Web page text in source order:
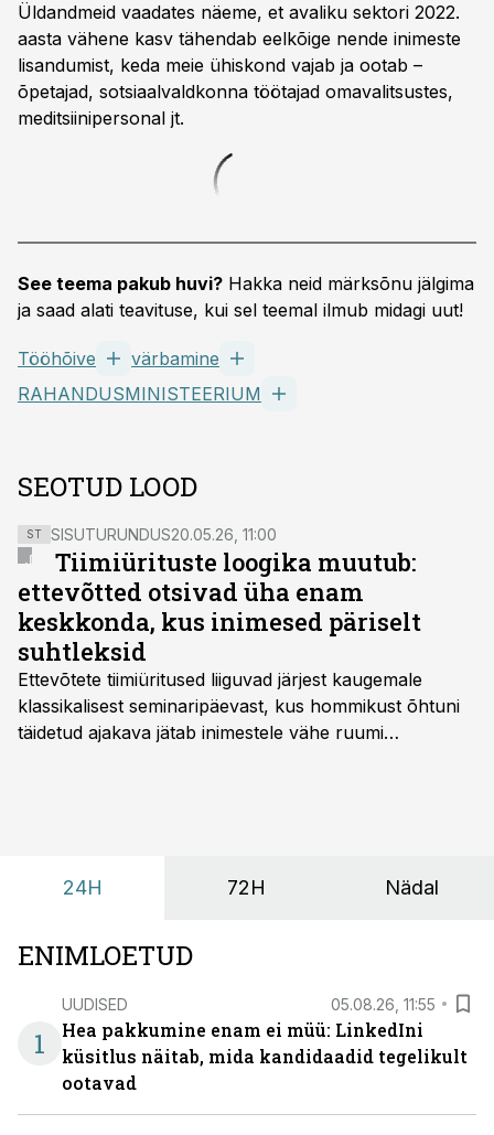
Üldandmeid vaadates näeme, et avaliku sektori 2022.
aasta vähene kasv tähendab eelkõige nende inimeste
lisandumist, keda meie ühiskond vajab ja ootab –
õpetajad, sotsiaalvaldkonna töötajad omavalitsustes,
meditsiinipersonal jt.
See teema pakub huvi? Hakka neid märksõnu jälgima
ja saad alati teavituse, kui sel teemal ilmub midagi uut!
Tööhõive
värbamine
RAHANDUSMINISTEERIUM
SEOTUD LOOD
ST SISUTURUNDUS20.05.26, 11:00
Tiimiürituste loogika muutub:
ettevõtted otsivad üha enam
keskkonda, kus inimesed päriselt
suhtleksid
Ettevõtete tiimiüritused liiguvad järjest kaugemale
klassikalisest seminaripäevast, kus hommikust õhtuni
täidetud ajakava jätab inimestele vähe ruumi
24H 72H Nädal
ENIMLOETUD
1
UUDISED 05.08.26, 11:55
Hea pakkumine enam ei müü: LinkedIni
küsitlus näitab, mida kandidaadid tegelikult
ootavad